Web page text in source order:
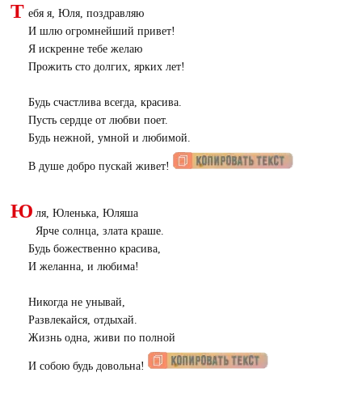
Т ебя я, Юля, поздравляю
И шлю огромнейший привет!
Я искренне тебе желаю
Прожить сто долгих, ярких лет!
Будь счастлива всегда, красива.
Пусть сердце от любви поет.
Будь нежной, умной и любимой.
В душе добро пускай живет!
Ю ля, Юленька, Юляша
Ярче солнца, злата краше.
Будь божественно красива,
И желанна, и любима!
Никогда не унывай,
Развлекайся, отдыхай.
Жизнь одна, живи по полной
И собою будь довольна!